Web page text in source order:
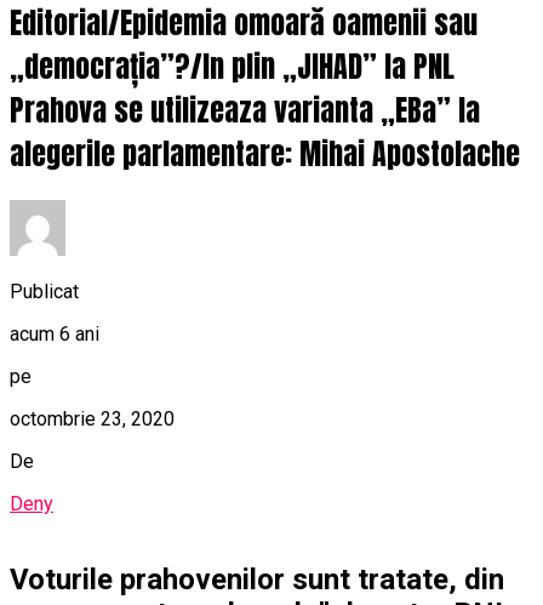
Editorial/Epidemia omoară oamenii sau
„democrația”?/In plin „JIHAD” la PNL
Prahova se utilizeaza varianta „EBa” la
alegerile parlamentare: Mihai Apostolache
Publicat
acum 6 ani
pe
octombrie 23, 2020
De
Deny
Voturile prahovenilor sunt tratate, din